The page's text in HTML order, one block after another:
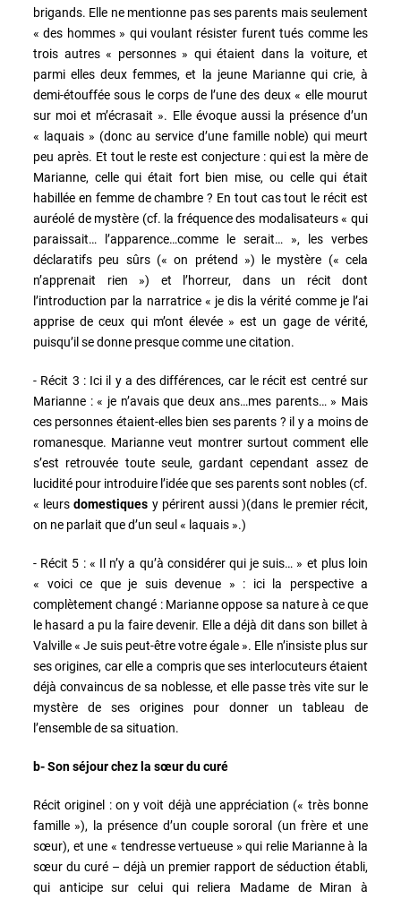
brigands. Elle ne mentionne pas ses parents mais seulement
« des hommes » qui voulant résister furent tués comme les
trois autres « personnes » qui étaient dans la voiture, et
parmi elles deux femmes, et la jeune Marianne qui crie, à
demi-étouffée sous le corps de l’une des deux « elle mourut
sur moi et m’écrasait ». Elle évoque aussi la présence d’un
« laquais » (donc au service d’une famille noble) qui meurt
peu après. Et tout le reste est conjecture : qui est la mère de
Marianne, celle qui était fort bien mise, ou celle qui était
habillée en femme de chambre ? En tout cas tout le récit est
auréolé de mystère (cf. la fréquence des modalisateurs « qui
paraissait… l’apparence…comme le serait… », les verbes
déclaratifs peu sûrs (« on prétend ») le mystère (« cela
n’apprenait rien ») et l’horreur, dans un récit dont
l’introduction par la narratrice « je dis la vérité comme je l’ai
apprise de ceux qui m’ont élevée » est un gage de vérité,
puisqu’il se donne presque comme une citation.
- Récit 3 : Ici il y a des différences, car le récit est centré sur
Marianne : « je n’avais que deux ans…mes parents… » Mais
ces personnes étaient-elles bien ses parents ? il y a moins de
romanesque. Marianne veut montrer surtout comment elle
s’est retrouvée toute seule, gardant cependant assez de
lucidité pour introduire l’idée que ses parents sont nobles (cf.
« leursdomestiques y périrent aussi )(dans le premier récit,
on ne parlait que d’un seul « laquais ».)
- Récit 5 : « Il n’y a qu’à considérer qui je suis… » et plus loin
« voici ce que je suis devenue » : ici la perspective a
complètement changé : Marianne oppose sa nature à ce que
le hasard a pu la faire devenir. Elle a déjà dit dans son billet à
Valville « Je suis peut-être votre égale ». Elle n’insiste plus sur
ses origines, car elle a compris que ses interlocuteurs étaient
déjà convaincus de sa noblesse, et elle passe très vite sur le
mystère de ses origines pour donner un tableau de
l’ensemble de sa situation.
b- Son séjour chez la sœur du curé
Récit originel : on y voit déjà une appréciation (« très bonne
famille »), la présence d’un couple sororal (un frère et une
sœur), et une « tendresse vertueuse » qui relie Marianne à la
sœur du curé – déjà un premier rapport de séduction établi,
qui anticipe sur celui qui reliera Madame de Miran à